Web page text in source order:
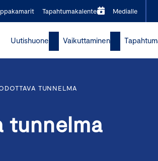
Tapahtumakalenteri Medialle
Uutishuone Vaikuttaminen
TUNNELMA
tunnelma